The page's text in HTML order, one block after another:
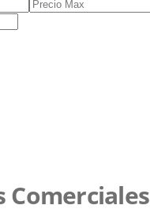
Comerciales